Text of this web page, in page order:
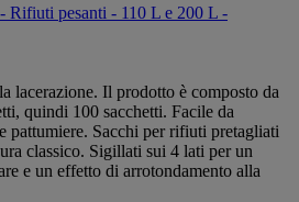
Rifiuti pesanti - 110 L e 200 L -
lacerazione. Il prodotto è composto da
quindi 100 sacchetti. Facile da
pattumiere. Sacchi per rifiuti pretagliati
classico. Sigillati sui 4 lati per un
e un effetto di arrotondamento alla